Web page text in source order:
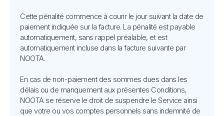
Cette pénalité commence à courir le jour suivant la date de
paiement indiquée sur la facture. La pénalité est payable
automatiquement, sans rappel préalable, et est
automatiquement incluse dans la facture suivante par
NOOTA.
En cas de non-paiement des sommes dues dans les
délais ou de manquement aux présentes Conditions,
NOOTA se réserve le droit de suspendre le Service ainsi
que votre ou vos comptes personnels sans indemnité de